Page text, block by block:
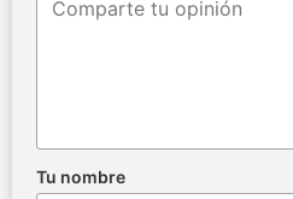
Tu nombre